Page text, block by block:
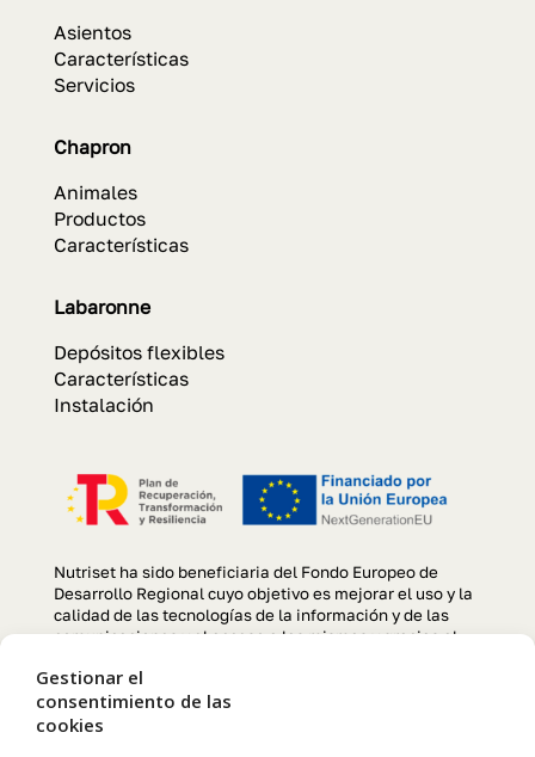
Gestionar el
consentimiento de las
cookies
Asientos
Características
Servicios
Chapron
Animales
Productos
Características
Labaronne
Depósitos flexibles
Características
Instalación
Nutriset ha sido beneficiaria del Fondo Europeo de
Desarrollo Regional cuyo objetivo es mejorar el uso y la
calidad de las tecnologías de la información y de las
comunicaciones y el acceso a las mismas y gracias al
optimización de la página web, para la mejora de
competitividad y productividad de la empresa durante el
año 2022. Para ello ha contado con el apoyo del